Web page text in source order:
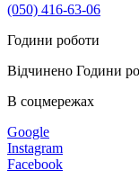
(050) 416-63-06
Години роботи
Відчинено Години
В соцмережах
Google
Instagram
Facebook